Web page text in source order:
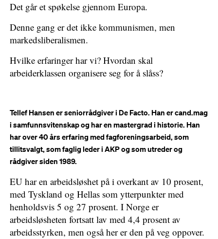
Det går et spøkelse gjennom Europa.
Denne gang er det ikke kommunismen, men
markedsliberalismen.
Hvilke erfaringer har vi? Hvordan skal
arbeiderklassen organisere seg for å slåss?
Tellef Hansen er seniorrådgiver i De Facto. Han er cand.mag
i samfunnsvitenskap og har en mastergrad i historie. Han
har over 40 års erfaring med fagforeningsarbeid, som
tillitsvalgt, som faglig leder i AKP og som utreder og
rådgiver siden 1989.
EU har en arbeidsløshet på i overkant av 10 prosent,
med Tyskland og Hellas som ytterpunkter med
henholdsvis 5 og 27 prosent. I Norge er
arbeidsløsheten fortsatt lav med 4,4 prosent av
arbeidsstyrken, men også her er den på veg oppover.